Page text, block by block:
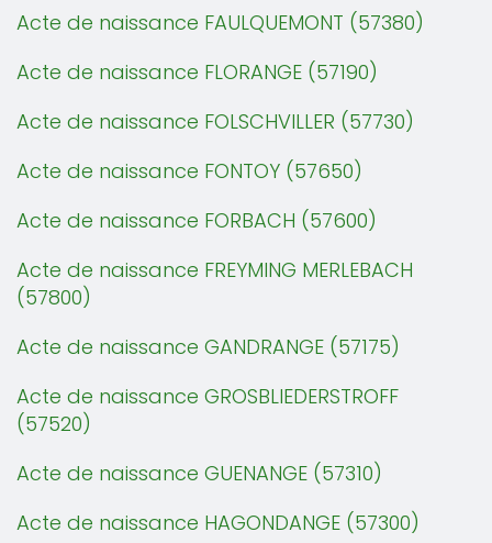
Acte de naissance FAULQUEMONT (57380)
Acte de naissance FLORANGE (57190)
Acte de naissance FOLSCHVILLER (57730)
Acte de naissance FONTOY (57650)
Acte de naissance FORBACH (57600)
Acte de naissance FREYMING MERLEBACH
(57800)
Acte de naissance GANDRANGE (57175)
Acte de naissance GROSBLIEDERSTROFF
(57520)
Acte de naissance GUENANGE (57310)
Acte de naissance HAGONDANGE (57300)